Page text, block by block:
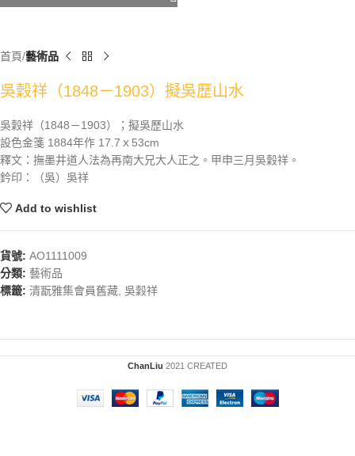
首頁 藝術品
吳穀祥（1848－1903）擬吳歷山水
吳穀祥（1848－1903）；擬吳歷山水
設色金箋 1884年作 17.7ｘ53cm
釋文：撫墨井道人法為再南大兄大人正之。甲申三月吳穀祥。
鈐印：（吳）吳祥
Add to wishlist
貨號: AO1111009
分類: 藝術品
標籤: 清翫雅集會員舊藏, 吳穀祥
ChanLiu 2021 CREATED